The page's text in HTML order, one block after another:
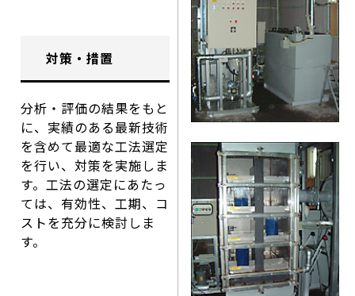
対策・措置
分析・評価の結果をもと
に、実績のある最新技術
を含めて最適な工法選定
を行い、対策を実施しま
す。工法の選定にあたっ
ては、有効性、工期、コ
ストを充分に検討しま
す。